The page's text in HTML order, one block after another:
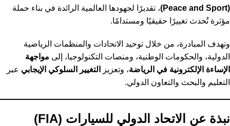
(Peace and Sport)
، تقديرًا لجهودها العالمية الرائدة في بناء حملة
مؤثرة تُحدث تغييرًا حقيقيًا ومستدامًا.
وتهدف المبادرة، من خلال توحيد الاتحادات والمنظمات الرياضية
الدولية، والحكومات الوطنية، ومنصات التكنولوجيا، إلى مواجهة
الإساءة الإلكترونية في الرياضة، وتعزيز التغيير السلوكي الإيجابي عبر
التعليم والبحث والتعاون الدولي.
نبذة عن الاتحاد الدولي للسيارات (FIA)